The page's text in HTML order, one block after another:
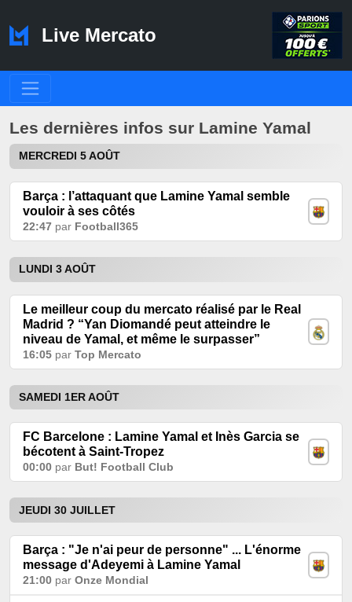
Live Mercato
Les dernières infos sur Lamine Yamal
MERCREDI 5 AOÛT
Barça : l’attaquant que Lamine Yamal semble
vouloir à ses côtés
22:47 par Football365
LUNDI 3 AOÛT
Le meilleur coup du mercato réalisé par le Real
Madrid ? “Yan Diomandé peut atteindre le
niveau de Yamal, et même le surpasser”
16:05 par Top Mercato
SAMEDI 1ER AOÛT
FC Barcelone : Lamine Yamal et Inès Garcia se
bécotent à Saint-Tropez
00:00 par But! Football Club
JEUDI 30 JUILLET
Barça : "Je n'ai peur de personne" ... L'énorme
message d'Adeyemi à Lamine Yamal
21:00 par Onze Mondial